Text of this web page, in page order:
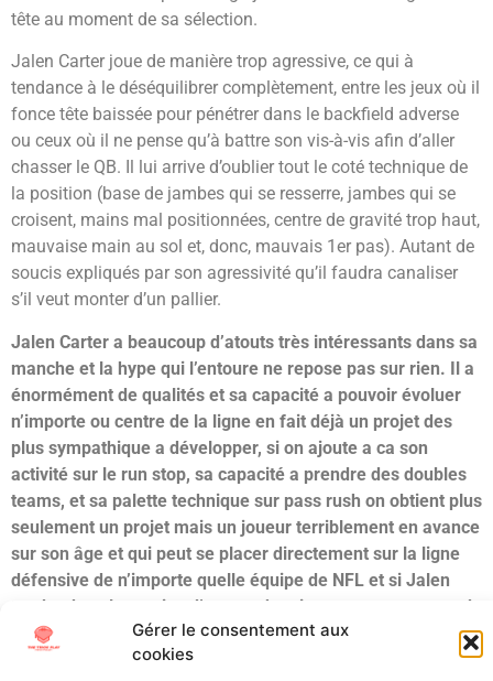
Gérer le consentement aux
cookies
tête au moment de sa sélection.
Jalen Carter joue de manière trop agressive, ce qui à
tendance à le déséquilibrer complètement, entre les jeux où il
fonce tête baissée pour pénétrer dans le backfield adverse
ou ceux où il ne pense qu’à battre son vis-à-vis afin d’aller
chasser le QB. Il lui arrive d’oublier tout le coté technique de
la position (base de jambes qui se resserre, jambes qui se
croisent, mains mal positionnées, centre de gravité trop haut,
mauvaise main au sol et, donc, mauvais 1er pas). Autant de
soucis expliqués par son agressivité qu’il faudra canaliser
s’il veut monter d’un pallier.
Jalen Carter a beaucoup d’atouts très intéressants dans sa
manche et la hype qui l’entoure ne repose pas sur rien. Il a
énormément de qualités et sa capacité a pouvoir évoluer
n’importe ou centre de la ligne en fait déjà un projet des
plus sympathique a développer, si on ajoute a ca son
activité sur le run stop, sa capacité a prendre des doubles
teams, et sa palette technique sur pass rush on obtient plus
seulement un projet mais un joueur terriblement en avance
sur son âge et qui peut se placer directement sur la ligne
défensive de n’importe quelle équipe de NFL et si Jalen
tombe dans les mains d’un coach qui ne se contente pas de
ce qu’il sélectionnera et continue de le pousser, le plafond
pourrait être fou car Jalen a encore des points de son jeu à